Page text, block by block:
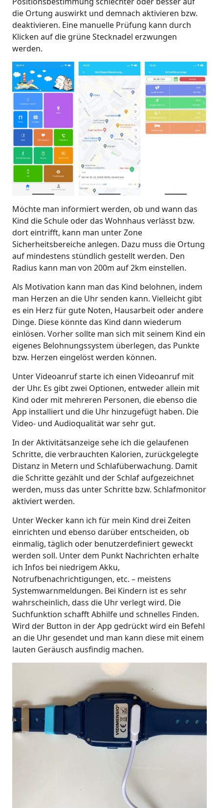
die Ortung auswirkt und demnach aktivieren bzw.
deaktivieren. Eine manuelle Prüfung kann durch
Klicken auf die grüne Stecknadel erzwungen
werden.
Möchte man informiert werden, ob und wann das
Kind die Schule oder das Wohnhaus verlässt bzw.
dort eintrifft, kann man unter Zone
Sicherheitsbereiche anlegen. Dazu muss die Ortung
auf mindestens stündlich gestellt werden. Den
Radius kann man von 200m auf 2km einstellen.
Als Motivation kann man das Kind belohnen, indem
man Herzen an die Uhr senden kann. Vielleicht gibt
es ein Herz für gute Noten, Hausarbeit oder andere
Dinge. Diese könnte das Kind dann wiederum
einlösen. Vorher sollte man sich mit seinem Kind ein
eigenes Belohnungssystem überlegen, das Punkte
bzw. Herzen eingelöst werden können.
Unter Videoanruf starte ich einen Videoanruf mit
der Uhr. Es gibt zwei Optionen, entweder allein mit
Kind oder mit mehreren Personen, die ebenso die
App installiert und die Uhr hinzugefügt haben. Die
Video- und Audioqualität war sehr gut.
In der Aktivitätsanzeige sehe ich die gelaufenen
Schritte, die verbrauchten Kalorien, zurückgelegte
Distanz in Metern und Schlafüberwachung. Damit
die Schritte gezählt und der Schlaf aufgezeichnet
werden, muss das unter Schritte bzw. Schlafmonitor
aktiviert werden.
Unter Wecker kann ich für mein Kind drei Zeiten
einrichten und ebenso darüber entscheiden, ob
einmalig, täglich oder benutzerdefiniert geweckt
werden soll. Unter dem Punkt Nachrichten erhalte
ich Infos bei niedrigem Akku,
Notrufbenachrichtigungen, etc. – meistens
Systemwarnmeldungen. Bei Kindern ist es sehr
wahrscheinlich, dass die Uhr verlegt wird. Die
Suchfunktion schafft Abhilfe und schnelles Finden.
Wird der Button in der App gedrückt wird ein Befehl
an die Uhr gesendet und man kann diese mit einem
lauten Geräusch ausfindig machen.